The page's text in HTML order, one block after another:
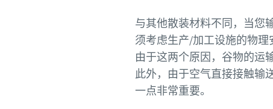
与其他散装材料不同，当您
须考虑生产/加工设施的物理
由于这两个原因，谷物的运
此外，由于空气直接接触输
一点非常重要。